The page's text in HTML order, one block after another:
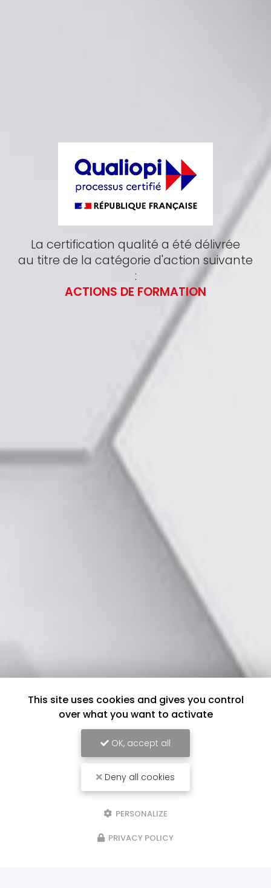
La certification qualité a été délivrée
au titre de la catégorie d'action suivante
:
ACTIONS DE FORMATION
This site uses cookies and gives you control
over what you want to activate
OK, accept all
Deny all cookies
PERSONALIZE
PRIVACY POLICY